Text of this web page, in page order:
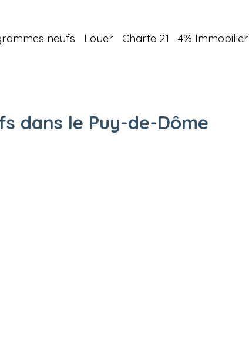
neufs Louer Charte 21 4% Immobilier
dans le Puy-de-Dôme